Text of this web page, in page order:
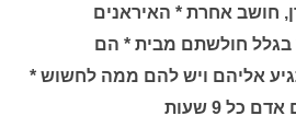
חושב אחרת * האיראנים
בגלל חולשתם מבית * הם
אליהם ויש להם ממה לחשוש *
כל 9 שעות